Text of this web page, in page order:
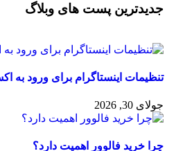
پست های وبلاگ
اینستاگرام برای ورود به اکسپلور
2026
خرید فالوور اهمیت دارد؟